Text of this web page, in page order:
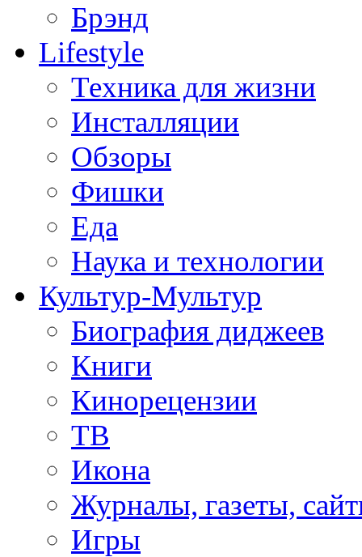
Брэнд
Lifestyle
Техника для жизни
Инсталляции
Обзоры
Фишки
Еда
Наука и технологии
Культур-Мультур
Биография диджеев
Книги
Кинорецензии
ТВ
Икона
Журналы, газеты,
Игры